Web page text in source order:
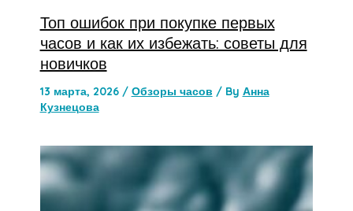
Топ ошибок при покупке первых
часов и как их избежать: советы для
новичков
13 марта, 2026 / Обзоры часов / By Анна
Кузнецова